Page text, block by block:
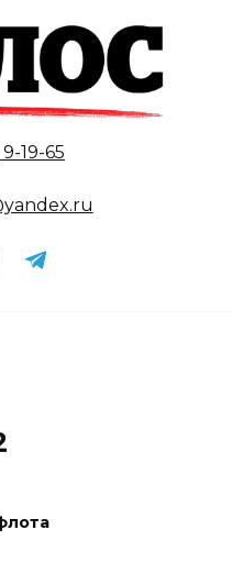
19-65